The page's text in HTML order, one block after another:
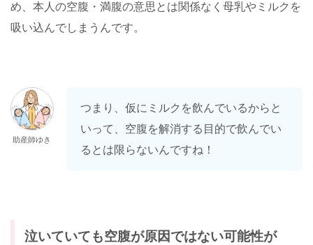
め、本人の空腹・満腹の意思とは関係なく母乳やミルクを
吸い込んでしまうんです。
助産師ゆき
つまり、仮にミルクを飲んでいるからと
いって、空腹を解消する目的で飲んでい
るとは限らないんですね！
泣いていても空腹が原因ではない可能性が